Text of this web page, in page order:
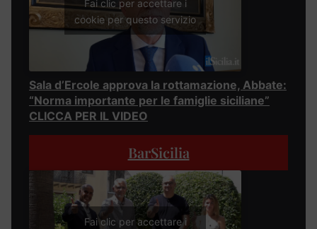
Fai clic per accettare i
cookie per questo servizio
Sala d’Ercole approva la rottamazione, Abbate:
“Norma importante per le famiglie siciliane”
CLICCA PER IL VIDEO
BarSicilia
Fai clic per accettare i